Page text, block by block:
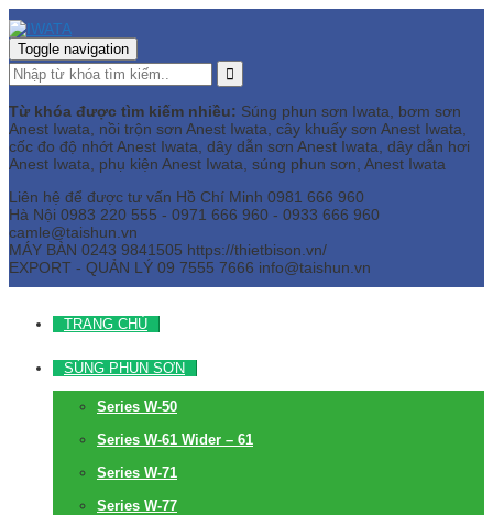
Toggle navigation
Từ khóa được tìm kiếm nhiều: Súng phun sơn Iwata, bơm sơn
Anest Iwata, nồi trộn sơn Anest Iwata, cây khuấy sơn Anest Iwata,
cốc đo độ nhớt Anest Iwata, dây dẫn sơn Anest Iwata, dây dẫn hơi
Anest Iwata, phụ kiện Anest Iwata, súng phun sơn, Anest Iwata
Liên hệ để được tư vấn Hồ Chí Minh 0981 666 960
Hà Nội 0983 220 555 - 0971 666 960 - 0933 666 960
camle@taishun.vn
MÁY BÀN 0243 9841505 https://thietbison.vn/
EXPORT - QUẢN LÝ 09 7555 7666 info@taishun.vn
TRANG CHỦ
SÚNG PHUN SƠN
Series W-50
Series W-61 Wider – 61
Series W-71
Series W-77